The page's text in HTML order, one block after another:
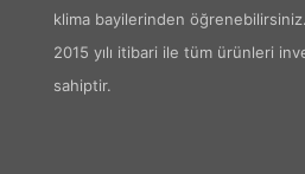
klima bayilerinden
2015 yılı itibari ile tüm ürünleri
sahiptir.